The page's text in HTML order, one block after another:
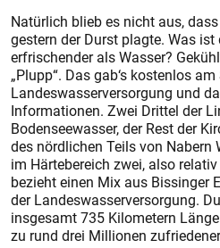
Natürlich blieb es nicht aus,
gestern der Durst plagte. Was
erfrischender als Wasser?
„Plupp“. Das gab‘s kostenlos
Landeswasserversorgung und
Informationen. Zwei Drittel der
Bodenseewasser, der Rest der
des nördlichen Teils von Nabern
im Härtebereich zwei, also
bezieht einen Mix aus Bissinger
der Landeswasserversorgung.
insgesamt 735 Kilometern
zu rund drei Millionen